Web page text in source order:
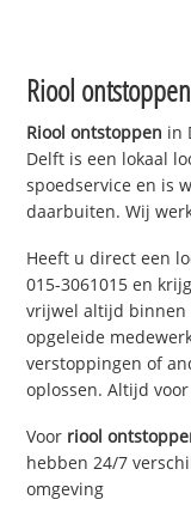
Riool ontstoppen
Riool ontstoppen in
Delft is een lokaal
spoedservice en is
daarbuiten. Wij
Heeft u direct een
015-3061015 en
vrijwel altijd binnen
opgeleide
verstoppingen of
oplossen. Altijd
Voor riool
hebben 24/7
omgeving